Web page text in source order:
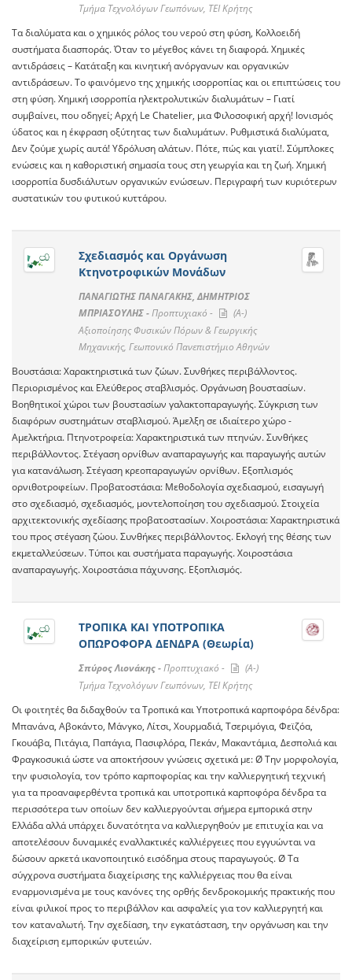
Τμήμα Τεχνολόγων Γεωπόνων, ΤΕΙ Κρήτης
Τα διαλύματα και ο χημικός ρόλος του νερού στη φύση, Κολλοειδή
συστήματα διασποράς. Όταν το μέγεθος κάνει τη διαφορά. Χημικές
αντιδράσεις – Κατάταξη και κινητική ανόργανων και οργανικών
αντιδράσεων. Το φαινόμενο της χημικής ισορροπίας και οι επιπτώσεις του
στη φύση. Χημική ισορροπία ηλεκτρολυτικών διαλυμάτων – Γιατί
συμβαίνει, που οδηγεί; Αρχή Le Chatelier, μια Φιλοσοφική αρχή! Ιονισμός
ύδατος και η έκφραση οξύτητας των διαλυμάτων. Ρυθμιστικά διαλύματα,
Δεν ζούμε χωρίς αυτά! Υδρόλυση αλάτων. Πότε, πώς και γιατί!. Σύμπλοκες
ενώσεις και η καθοριστική σημασία τους στη γεωργία και τη ζωή. Χημική
ισορροπία δυσδιάλυτων οργανικών ενώσεων. Περιγραφή των κυριότερων
συστατικών του φυτικού κυττάρου.
Σχεδιασμός και Οργάνωση
Κτηνοτροφικών Μονάδων
ΠΑΝΑΓΙΩΤΗΣ ΠΑΝΑΓΑΚΗΣ, ΔΗΜΗΤΡΙΟΣ
ΜΠΡΙΑΣΟΥΛΗΣ -Προπτυχιακό -
(A-)
Αξιοποίησης Φυσικών Πόρων & Γεωργικής
Μηχανικής, Γεωπονικό Πανεπιστήμιο Αθηνών
Βουστάσια: Χαρακτηριστικά των ζώων. Συνθήκες περιβάλλοντος.
Περιορισμένος και Ελεύθερος σταβλισμός. Οργάνωση βουστασίων.
Βοηθητικοί χώροι των βουστασίων γαλακτοπαραγωγής. Σύγκριση των
διαφόρων συστημάτων σταβλισμού. Άμελξη σε ιδιαίτερο χώρο -
Αμελκτήρια. Πτηνοτροφεία: Χαρακτηριστικά των πτηνών. Συνθήκες
περιβάλλοντος. Στέγαση ορνίθων αναπαραγωγής και παραγωγής αυτών
για κατανάλωση. Στέγαση κρεοπαραγωγών ορνίθων. Εξοπλισμός
ορνιθοτροφείων. Προβατοστάσια: Μεθοδολογία σχεδιασμού, εισαγωγή
στο σχεδιασμό, σχεδιασμός, μοντελοποίηση του σχεδιασμού. Στοιχεία
αρχιτεκτονικής σχεδίασης προβατοστασίων. Χοιροστάσια: Χαρακτηριστικά
του προς στέγαση ζώου. Συνθήκες περιβάλλοντος. Εκλογή της θέσης των
εκμεταλλεύσεων. Τύποι και συστήματα παραγωγής. Χοιροστάσια
αναπαραγωγής. Χοιροστάσια πάχυνσης. Εξοπλισμός.
ΤΡΟΠΙΚΑ ΚΑΙ ΥΠΟΤΡΟΠΙΚΑ
ΟΠΩΡΟΦΟΡΑ ΔΕΝΔΡΑ (Θεωρία)
Σπύρος Λιονάκης -Προπτυχιακό -
(A-)
Τμήμα Τεχνολόγων Γεωπόνων, ΤΕΙ Κρήτης
Οι φοιτητές θα διδαχθούν τα Τροπικά και Υποτροπικά καρποφόρα δένδρα:
Μπανάνα, Αβοκάντο, Μάνγκο, Λίτσι, Χουρμαδιά, Τσεριμόγια, Φεϊζόα,
Γκουάβα, Πιτάγια, Παπάγια, Πασιφλόρα, Πεκάν, Μακαντάμια, Δεσπολιά και
Φραγκοσυκιά ώστε να αποκτήσουν γνώσεις σχετικά με: Ø Tην μορφολογία,
την φυσιολογία, τον τρόπο καρποφορίας και την καλλιεργητική τεχνική
για τα προαναφερθέντα τροπικά και υποτροπικά καρποφόρα δένδρα τα
περισσότερα των οποίων δεν καλλιεργούνται σήμερα εμπορικά στην
Ελλάδα αλλά υπάρχει δυνατότητα να καλλιεργηθούν με επιτυχία και να
αποτελέσουν δυναμικές εναλλακτικές καλλιέργειες που εγγυώνται να
δώσουν αρκετά ικανοποιητικό εισόδημα στους παραγωγούς. Ø Tα
σύγχρονα συστήματα διαχείρισης της καλλιέργειας που θα είναι
εναρμονισμένα με τους κανόνες της ορθής δενδροκομικής πρακτικής που
είναι φιλικοί προς το περιβάλλον και ασφαλείς για τον καλλιεργητή και
τον καταναλωτή. Την σχεδίαση, την εγκατάσταση, την οργάνωση και την
διαχείριση εμπορικών φυτειών.